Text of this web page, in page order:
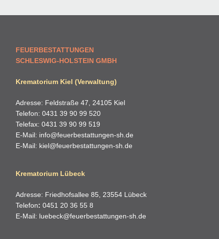
FEUERBESTATTUNGEN
SCHLESWIG-HOLSTEIN GMBH
Krematorium Kiel (Verwaltung)
Adresse: Feldstraße 47, 24105 Kiel
Telefon: 0431 39 90 99 520
Telefax: 0431 39 90 99 519
E-Mail: info@feuerbestattungen-sh.de
E-Mail: kiel@feuerbestattungen-sh.de
Krematorium Lübeck
Adresse: Friedhofsallee 85, 23554 Lübeck
Telefon: 0451 20 36 55 8
E-Mail: luebeck@feuerbestattungen-sh.de